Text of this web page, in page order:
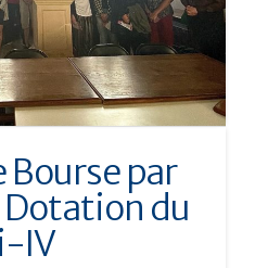
Bourse par
Dotation du
IV